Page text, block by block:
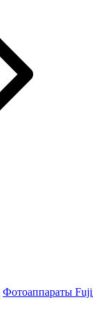
Фотоаппараты